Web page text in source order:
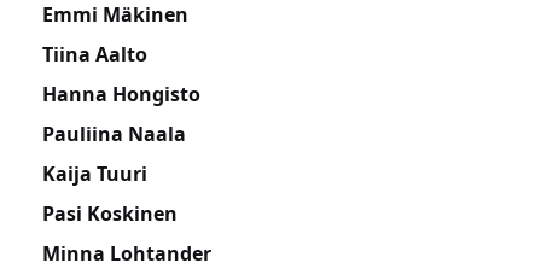
Emmi Mäkinen
Tiina Aalto
Hanna Hongisto
Pauliina Naala
Kaija Tuuri
Pasi Koskinen
Minna Lohtander